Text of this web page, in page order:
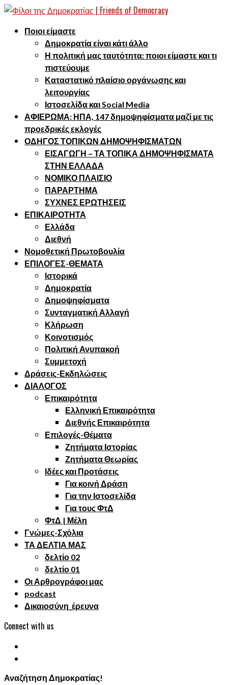
Ποιοι είμαστε
Δημοκρατία είναι κάτι άλλο
Η πολιτική μας ταυτότητα: ποιοι είμαστε και τι
πιστεύουμε
Καταστατικό πλαίσιο οργάνωσης και
λειτουργίας
Ιστοσελίδα και Social Media
ΑΦΙΕΡΩΜΑ: ΗΠΑ, 147 δημοψηφίσματα μαζί με τις
προεδρικές εκλογές
ΟΔΗΓΟΣ ΤΟΠΙΚΩΝ ΔΗΜΟΨΗΦΙΣΜΑΤΩΝ
ΕΙΣΑΓΩΓΗ – ΤΑ ΤΟΠΙΚΑ ΔΗΜΟΨΗΦΙΣΜΑΤΑ
ΣΤΗΝ ΕΛΛΑΔΑ
ΝΟΜΙΚΟ ΠΛΑΙΣΙΟ
ΠΑΡΑΡΤΗΜΑ
ΣΥΧΝΕΣ ΕΡΩΤΗΣΕΙΣ
ΕΠΙΚΑΙΡΟΤΗΤΑ
Ελλάδα
Διεθνή
Νομοθετική Πρωτοβουλία
ΕΠΙΛΟΓΕΣ-ΘΕΜΑΤΑ
Ιστορικά
Δημοκρατία
Δημοψηφίσματα
Συνταγματική Αλλαγή
Κλήρωση
Κοινοτισμός
Πολιτική Ανυπακοή
Συμμετοχή
Δράσεις-Εκδηλώσεις
ΔΙΑΛΟΓΟΣ
Επικαιρότητα
Ελληνική Επικαιρότητα
Διεθνής Επικαιρότητα
Επιλογές-Θέματα
Ζητήματα Ιστορίας
Ζητήματα Θεωρίας
Ιδέες και Προτάσεις
Για κοινή Δράση
Για την Ιστοσελίδα
Για τους ΦτΔ
ΦτΔ | Μέλη
Γνώμες-Σχόλια
ΤΑ ΔΕΛΤΙΑ ΜΑΣ
δελτίο 02
δελτίο 01
Οι Αρθρογράφοι μας
podcast
Δικαιοσύνη_έρευνα
Connect with us
Αναζήτηση Δημοκρατίας!